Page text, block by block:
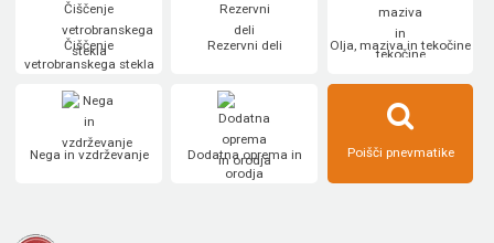
Čiščenje
vetrobranskega stekla
Rezervni deli Olja, maziva in tekočine
Nega in vzdrževanje
Dodatna oprema in
orodja
Poišči pnevmatike